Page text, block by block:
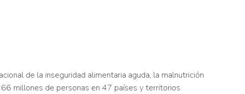
de la inseguridad alimentaria aguda, la malnutrición
millones de personas en 47 países y territorios